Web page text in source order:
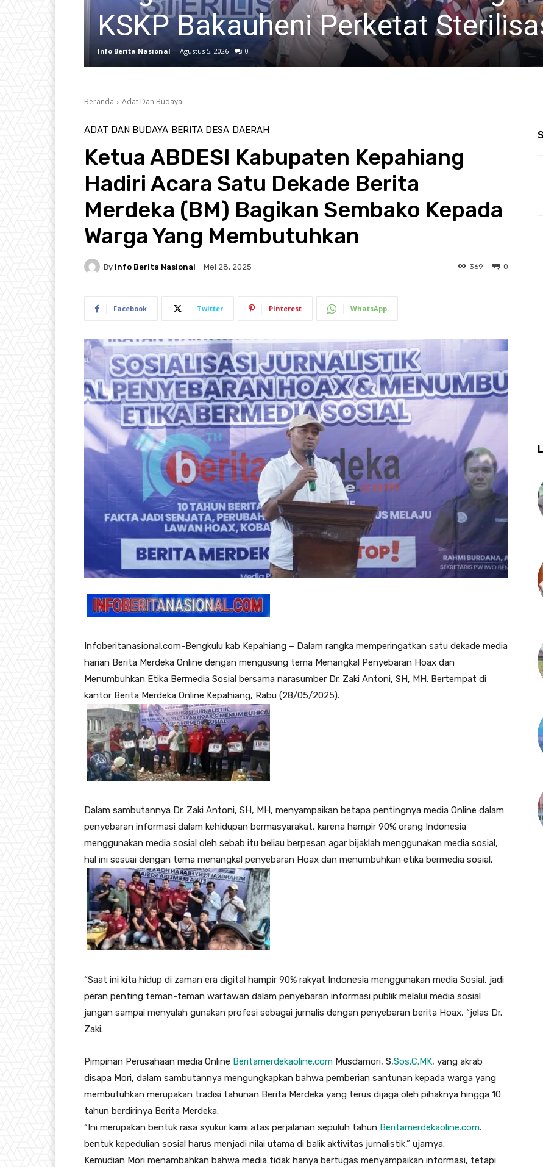
KSKP Bakauheni Perketat
Info Berita Nasional - Agustus 5, 2026 0
Beranda Adat Dan Budaya
ADAT DAN BUDAYA BERITA DESA DAERAH
Ketua ABDESI Kabupaten Kepahiang
Hadiri Acara Satu Dekade Berita
Merdeka (BM) Bagikan Sembako Kepada
Warga Yang Membutuhkan
By Info Berita Nasional Mei 28, 2025 0
369
Facebook Twitter Pinterest WhatsApp
Infoberitanasional.com-Bengkulu kab Kepahiang – Dalam rangka memperingatkan satu dekade media
harian Berita Merdeka Online dengan mengusung tema Menangkal Penyebaran Hoax dan
Menumbuhkan Etika Bermedia Sosial bersama narasumber Dr. Zaki Antoni, SH, MH. Bertempat di
kantor Berita Merdeka Online Kepahiang, Rabu (28/05/2025).
Dalam sambutannya Dr. Zaki Antoni, SH, MH, menyampaikan betapa pentingnya media Online dalam
penyebaran informasi dalam kehidupan bermasyarakat, karena hampir 90% orang Indonesia
menggunakan media sosial oleh sebab itu beliau berpesan agar bijaklah menggunakan media sosial,
hal ini sesuai dengan tema menangkal penyebaran Hoax dan menumbuhkan etika bermedia sosial.
“Saat ini kita hidup di zaman era digital hampir 90% rakyat Indonesia menggunakan media Sosial, jadi
peran penting teman-teman wartawan dalam penyebaran informasi publik melalui media sosial
jangan sampai menyalah gunakan profesi sebagai jurnalis dengan penyebaran berita Hoax, “jelas Dr.
Zaki.
Pimpinan Perusahaan media Online Beritamerdekaoline.com Musdamori, S,Sos.C.MK, yang akrab
disapa Mori, dalam sambutannya mengungkapkan bahwa pemberian santunan kepada warga yang
membutuhkan merupakan tradisi tahunan Berita Merdeka yang terus dijaga oleh pihaknya hingga 10
tahun berdirinya Berita Merdeka.
“Ini merupakan bentuk rasa syukur kami atas perjalanan sepuluh tahun Beritamerdekaoline.com.
bentuk kepedulian sosial harus menjadi nilai utama di balik aktivitas jurnalistik,” ujarnya.
Kemudian Mori menambahkan bahwa media tidak hanya bertugas menyampaikan informasi, tetapi